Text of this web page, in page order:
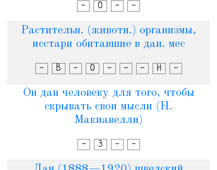
- О - -
Растительн. (животн.) организмы,
исстари обитавшие в дан. мес
- В - О - - - Н -
Он дан человеку для того, чтобы
скрывать свои мысли (Н.
Макиавелли)
- З - -